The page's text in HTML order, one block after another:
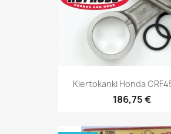
Kiertokanki Honda
186,75 €